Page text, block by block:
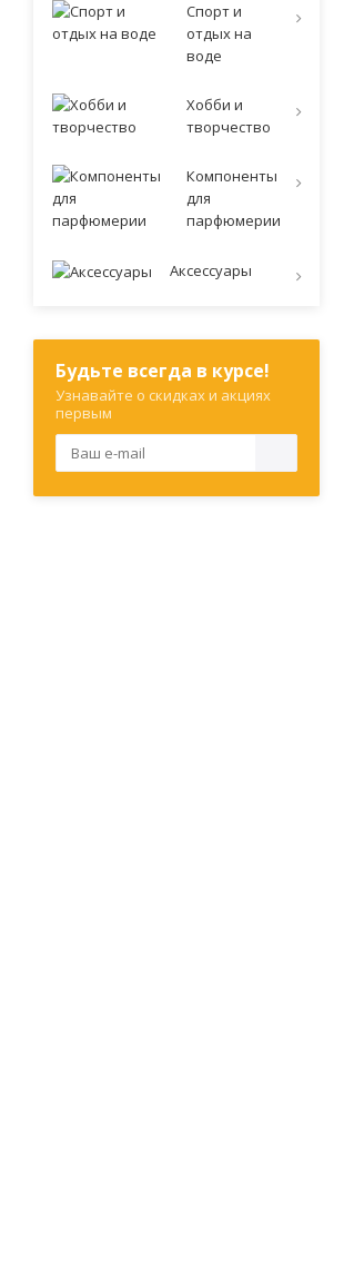
Спорт и
отдых на
воде
Хобби и
творчество
Компоненты
для
парфюмерии
Аксессуары
Будьте всегда в курсе!
Узнавайте о скидках и акциях
первым